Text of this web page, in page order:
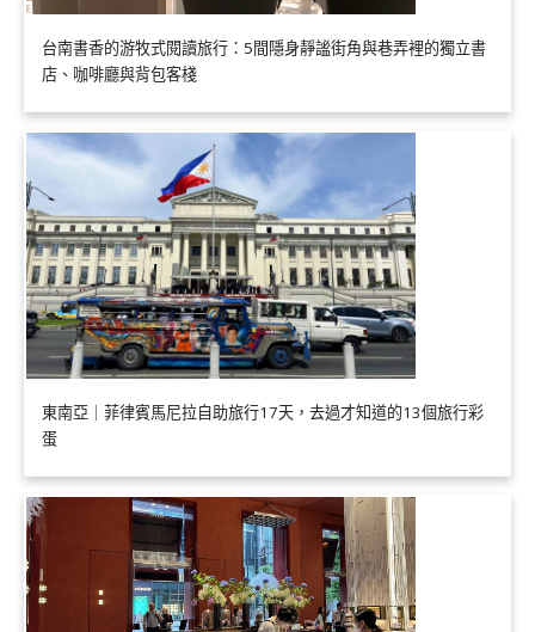
台南書香的游牧式閱讀旅行：5間隱身靜謐街角與巷弄裡的獨立書
店、咖啡廳與背包客棧
東南亞｜菲律賓馬尼拉自助旅行17天，去過才知道的13個旅行彩
蛋